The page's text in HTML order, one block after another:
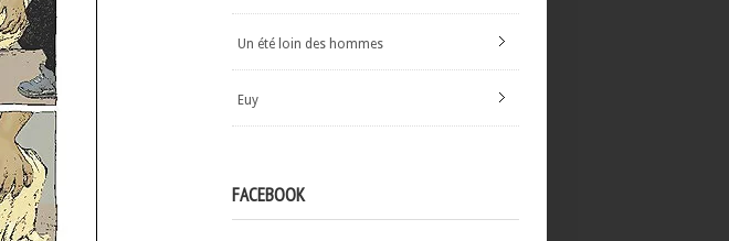
Un été loin des hommes
Euy
FACEBOOK